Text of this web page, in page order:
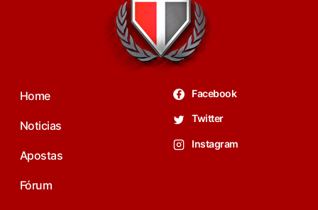
Home
Noticias
Apostas
Fórum
Facebook
Twitter
Instagram